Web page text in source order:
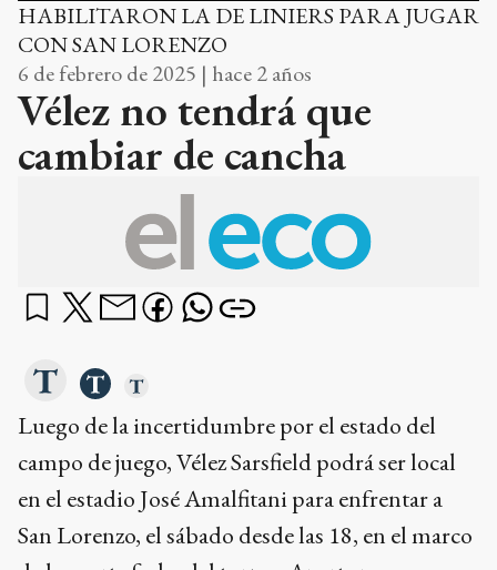
HABILITARON LA DE LINIERS PARA JUGAR
CON SAN LORENZO
6 de febrero de 2025 | hace 2 años
Vélez no tendrá que
cambiar de cancha
Luego de la incertidumbre por el estado del
campo de juego, Vélez Sarsfield podrá ser local
en el estadio José Amalfitani para enfrentar a
San Lorenzo, el sábado desde las 18, en el marco